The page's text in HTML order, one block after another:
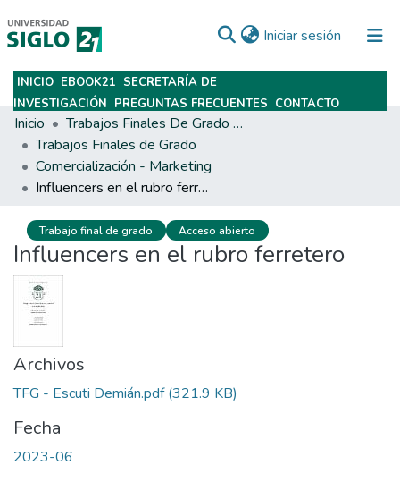
Iniciar sesión (current)
Subir
INICIO EBOOK21 SECRETARÍA DE
INVESTIGACIÓN PREGUNTAS FRECUENTES CONTACTO
Inicio
Trabajos Finales De Grado Y Posgrado
Trabajos Finales de Grado
Comercialización - Marketing
Influencers en el rubro ferretero
Trabajo final de grado Acceso abierto
Influencers en el rubro ferretero
Archivos
TFG - Escuti Demián.pdf(321.9 KB)
Fecha
2023-06